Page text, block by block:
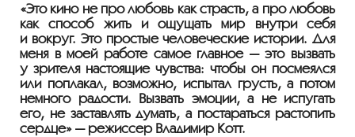
«Это кино не про любовь как страсть, а про любовь
как способ жить и ощущать мир внутри себя
и вокруг. Это простые человеческие истории. Для
меня в моей работе самое главное — это вызвать
у зрителя настоящие чувства: чтобы он посмеялся
или поплакал, возможно, испытал грусть, а потом
немного радости. Вызвать эмоции, а не испугать
его, не заставлять думать, а постараться растопить
сердце» — режиссер Владимир Котт.